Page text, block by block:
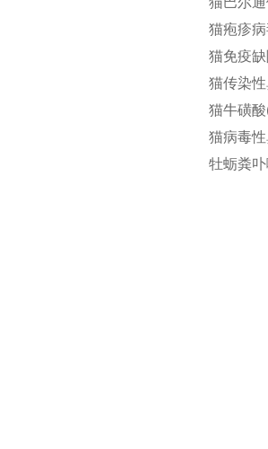
猫疱疹
猫免疫
猫传染
猫牛磺
猫病毒
牡蛎粪